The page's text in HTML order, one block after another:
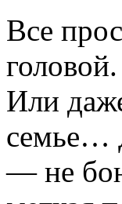
Все
Или
семье…
— не